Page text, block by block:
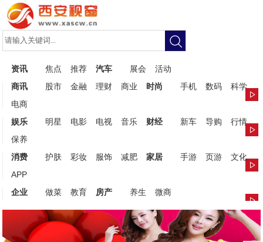
资讯 焦点 推荐 汽车 展会
活动
商讯
股市 金融 理财 商业 时尚 手机 数码
科学
电商
娱乐
明星 电影 电视 音乐 财经 新车 导购
行情
保养
消费
护肤 彩妆 服饰 减肥 家居 手游 页游
文化
APP
企业
做菜 教育 房产 养生 微商